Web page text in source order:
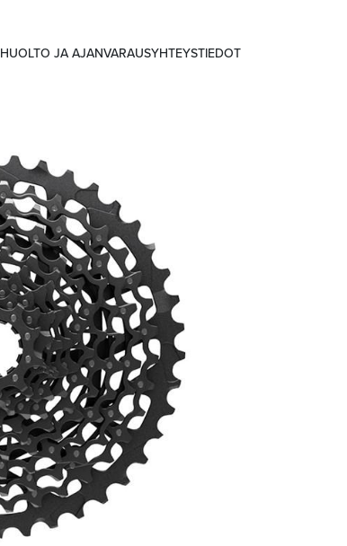
HUOLTO JA AJANVARAUSYHTEYSTIEDOT